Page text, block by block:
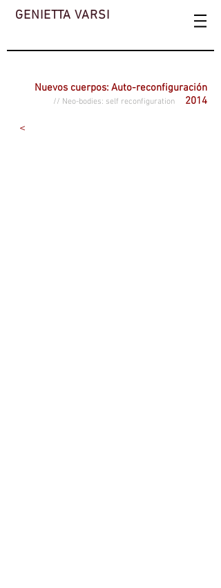
GENIETTA VARSI
Nuevos cuerpos: Auto-reconfiguración
// Neo-bodies: self reconfiguration 2014
<